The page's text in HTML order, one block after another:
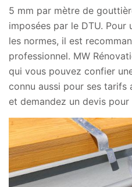
5 mm par mètre de
imposées par le DTU.
les normes, il est
professionnel. MW
qui vous pouvez confier
connu aussi pour ses
et demandez un devis